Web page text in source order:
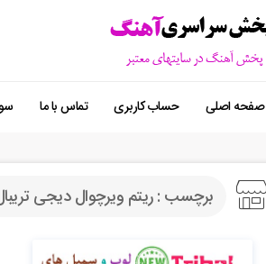
صفحه اصلی حساب کاربری تماس با ما
برچسب : ریتم ویرچوال دیجی